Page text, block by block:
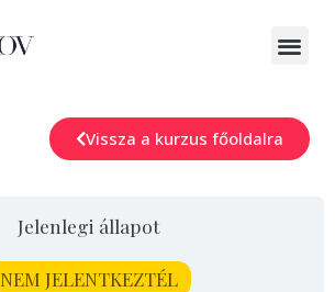
Vissza a kurzus főoldalra
Jelenlegi állapot
NEM JELENTKEZTÉL